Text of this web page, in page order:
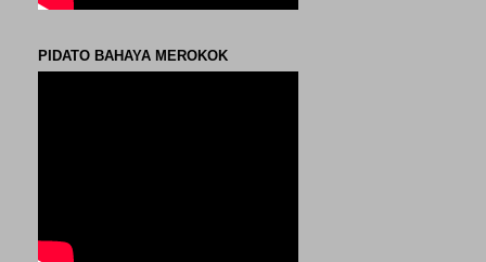
PIDATO BAHAYA MEROKOK